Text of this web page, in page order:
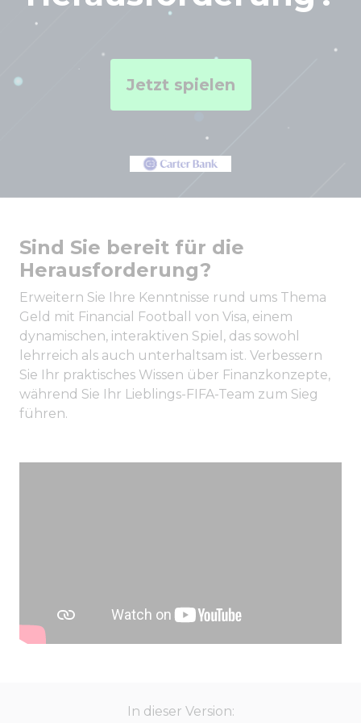
Jetzt spielen
Sind Sie bereit für die
Herausforderung?
Erweitern Sie Ihre Kenntnisse rund ums Thema
Geld mit Financial Football von Visa, einem
dynamischen, interaktiven Spiel, das sowohl
lehrreich als auch unterhaltsam ist. Verbessern
Sie Ihr praktisches Wissen über Finanzkonzepte,
während Sie Ihr Lieblings-FIFA-Team zum Sieg
führen.
In dieser Version: